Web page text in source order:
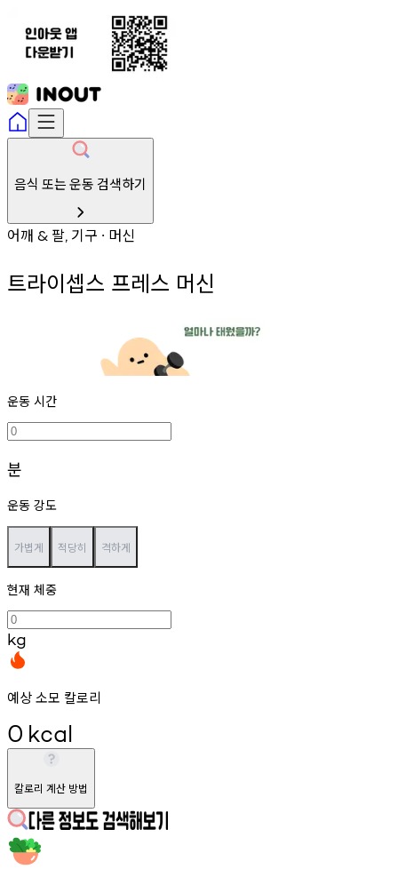
음식 또는 운동 검색하기
어깨 & 팔, 기구 ∙ 머신
트라이셉스 프레스 머신
운동 시간
분
운동 강도
가볍게 적당히 격하게
현재 체중
kg
예상 소모 칼로리
0 kcal
칼로리 계산 방법